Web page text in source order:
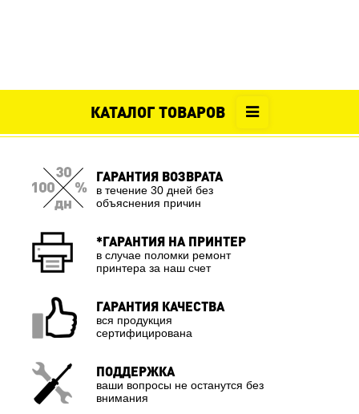
КАТАЛОГ ТОВАРОВ
ГАРАНТИЯ ВОЗВРАТА
в течение 30 дней без
объяснения причин
*ГАРАНТИЯ НА ПРИНТЕР
в случае поломки ремонт
принтера за наш счет
ГАРАНТИЯ КАЧЕСТВА
вся продукция
сертифицирована
ПОДДЕРЖКА
ваши вопросы не останутся без
внимания